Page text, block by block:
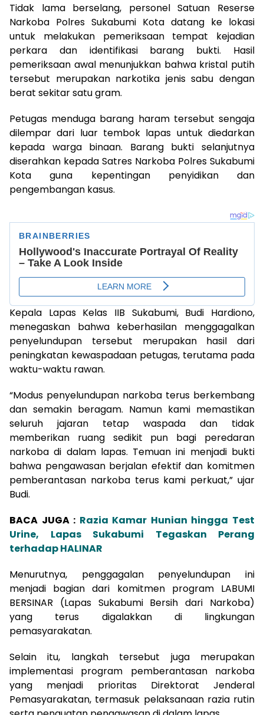
Tidak lama berselang, personel Satuan Reserse
Narkoba Polres Sukabumi Kota datang ke lokasi
untuk melakukan pemeriksaan tempat kejadian
perkara dan identifikasi barang bukti. Hasil
pemeriksaan awal menunjukkan bahwa kristal putih
tersebut merupakan narkotika jenis sabu dengan
berat sekitar satu gram.
Petugas menduga barang haram tersebut sengaja
dilempar dari luar tembok lapas untuk diedarkan
kepada warga binaan. Barang bukti selanjutnya
diserahkan kepada Satres Narkoba Polres Sukabumi
Kota guna kepentingan penyidikan dan
pengembangan kasus.
Kepala Lapas Kelas IIB Sukabumi, Budi Hardiono,
menegaskan bahwa keberhasilan menggagalkan
penyelundupan tersebut merupakan hasil dari
peningkatan kewaspadaan petugas, terutama pada
waktu-waktu rawan.
“Modus penyelundupan narkoba terus berkembang
dan semakin beragam. Namun kami memastikan
seluruh jajaran tetap waspada dan tidak
memberikan ruang sedikit pun bagi peredaran
narkoba di dalam lapas. Temuan ini menjadi bukti
bahwa pengawasan berjalan efektif dan komitmen
pemberantasan narkoba terus kami perkuat,” ujar
Budi.
BACA JUGA : Razia Kamar Hunian hingga Test
Urine, Lapas Sukabumi Tegaskan Perang
terhadap HALINAR
Menurutnya, penggagalan penyelundupan ini
menjadi bagian dari komitmen program LABUMI
BERSINAR (Lapas Sukabumi Bersih dari Narkoba)
yang terus digalakkan di lingkungan
pemasyarakatan.
Selain itu, langkah tersebut juga merupakan
implementasi program pemberantasan narkoba
yang menjadi prioritas Direktorat Jenderal
Pemasyarakatan, termasuk pelaksanaan razia rutin